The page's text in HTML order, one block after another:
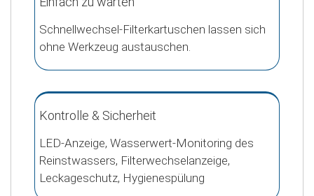
Schnellwechsel-Filterkartuschen lassen sich
ohne Werkzeug austauschen.
Kontrolle & Sicherheit
LED-Anzeige, Wasserwert-Monitoring des
Reinstwassers, Filterwechselanzeige,
Leckageschutz, Hygienespülung